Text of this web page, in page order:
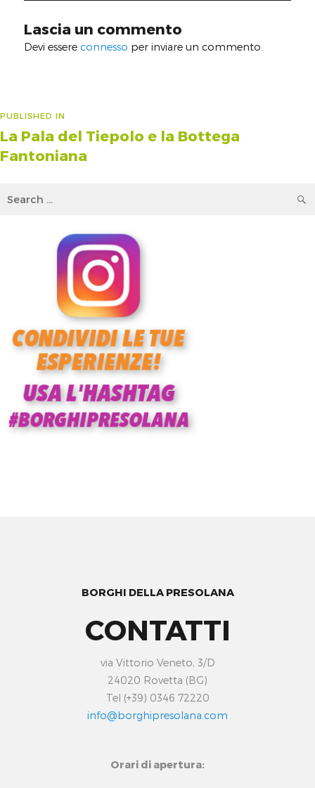
Lascia un commento
Devi essereconnesso per inviare un commento.
Navigazione
articoli
PUBLISHED IN
La Pala del Tiepolo e la Bottega
Fantoniana
BORGHI DELLA PRESOLANA
CONTATTI
via Vittorio Veneto, 3/D
24020 Rovetta (BG)
Tel (+39) 0346 72220
info@borghipresolana.com
Orari di apertura: